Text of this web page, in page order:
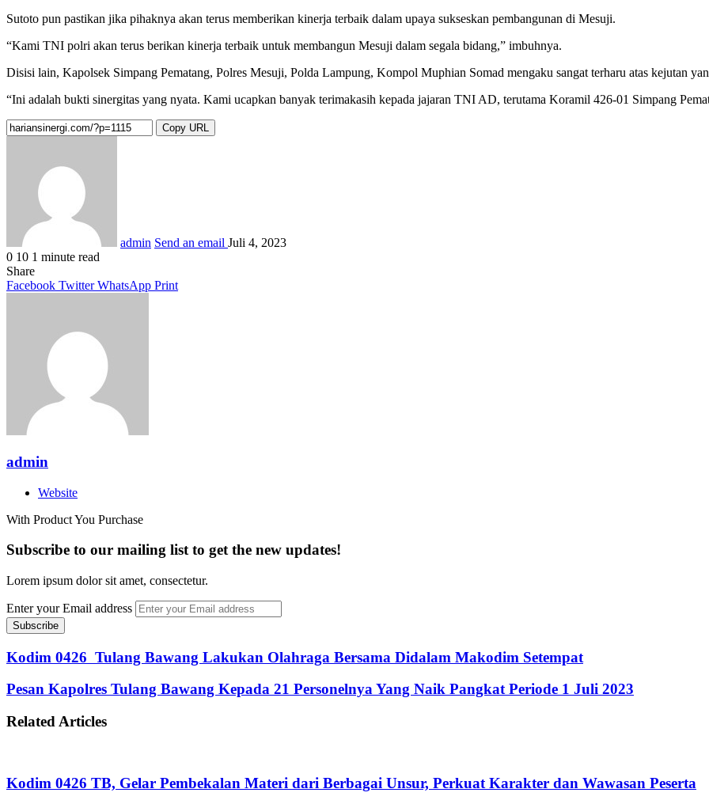
Sutoto pun pastikan jika pihaknya akan terus memberikan kinerja terbaik dalam upaya sukseskan pembangunan di Mesuji.
“Kami TNI polri akan terus berikan kinerja terbaik untuk membangun Mesuji dalam segala bidang,” imbuhnya.
Disisi lain, Kapolsek Simpang Pematang, Polres Mesuji, Polda Lampung, Kompol Muphian Somad mengaku sangat terharu atas kejutan
“Ini adalah bukti sinergitas yang nyata. Kami ucapkan banyak terimakasih kepada jajaran TNI AD, terutama Koramil 426-01 Simpang
Copy URL
admin Send an email Juli 4, 2023
0 10 1 minute read
Share
Facebook Twitter WhatsApp Print
admin
Website
With Product You Purchase
Subscribe to our mailing list to get the new updates!
Lorem ipsum dolor sit amet, consectetur.
Enter your Email address
Kodim 0426 Tulang Bawang Lakukan Olahraga Bersama Didalam Makodim Setempat
Pesan Kapolres Tulang Bawang Kepada 21 Personelnya Yang Naik Pangkat Periode 1 Juli 2023
Related Articles
Kodim 0426 TB, Gelar Pembekalan Materi dari Berbagai Unsur, Perkuat Karakter dan Wawasan Peserta